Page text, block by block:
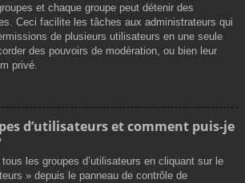
et chaque groupe peut détenir des
Ceci facilite les tâches aux administrateurs qui
de plusieurs utilisateurs en une seule
des pouvoirs de modération, ou bien leur
privé.
d’utilisateurs et comment puis-je
les groupes d’utilisateurs en cliquant sur le
» depuis le panneau de contrôle de